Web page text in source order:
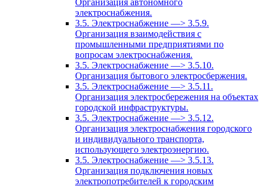
Организация автономного
электроснабжения.
3.5. Электроснабжение —> 3.5.9.
Организация взаимодействия с
промышленными предприятиями по
вопросам электроснабжения.
3.5. Электроснабжение —> 3.5.10.
Организация бытового электросбержения.
3.5. Электроснабжение —> 3.5.11.
Организация электросбережения на объектах
городской инфраструктуры.
3.5. Электроснабжение —> 3.5.12.
Организация электроснабжения городского
и индивидуального транспорта,
использующего электроэнергию.
3.5. Электроснабжение —> 3.5.13.
Организация подключения новых
электропотребителей к городским